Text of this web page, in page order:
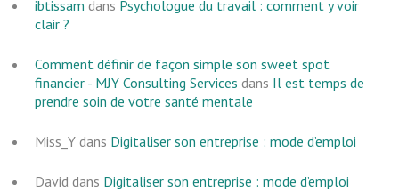
ibtissam dans Psychologue du travail : comment y voir
clair ?
Comment définir de façon simple son sweet spot
financier - MJY Consulting Services dans Il est temps de
prendre soin de votre santé mentale
Miss_Y dans Digitaliser son entreprise : mode d’emploi
David dans Digitaliser son entreprise : mode d’emploi